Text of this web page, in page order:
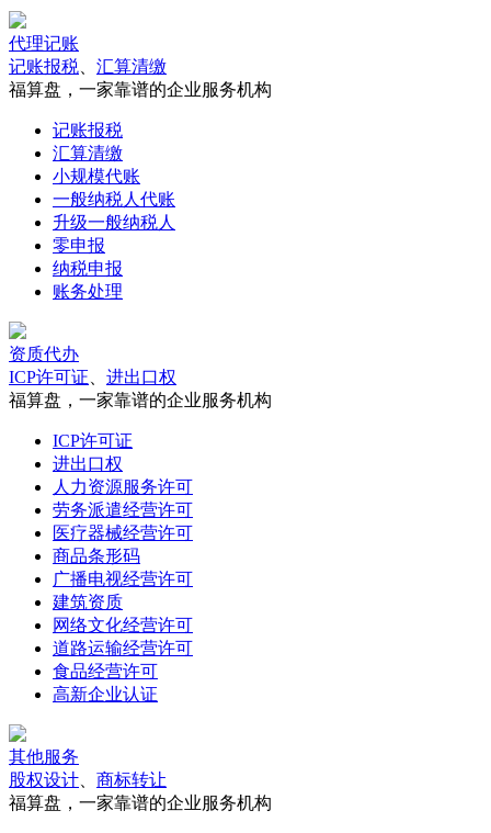
代理记账
记账报税
汇算清缴
福算盘，一家靠谱的企业服务机构
记账报税
汇算清缴
小规模代账
一般纳税人代账
升级一般纳税人
零申报
纳税申报
账务处理
资质代办
ICP许可证
进出口权
福算盘，一家靠谱的企业服务机构
ICP许可证
进出口权
人力资源服务许可
劳务派遣经营许可
医疗器械经营许可
商品条形码
广播电视经营许可
建筑资质
网络文化经营许可
道路运输经营许可
食品经营许可
高新企业认证
其他服务
股权设计
商标转让
福算盘，一家靠谱的企业服务机构